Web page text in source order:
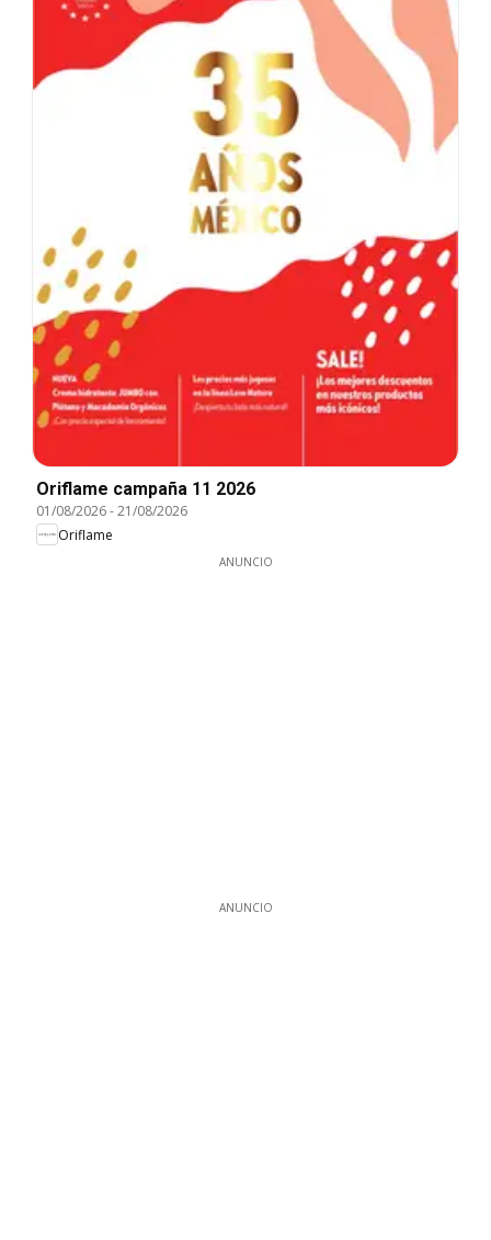
Oriflame campaña 11 2026
01/08/2026-21/08/2026
Oriflame
ANUNCIO
ANUNCIO